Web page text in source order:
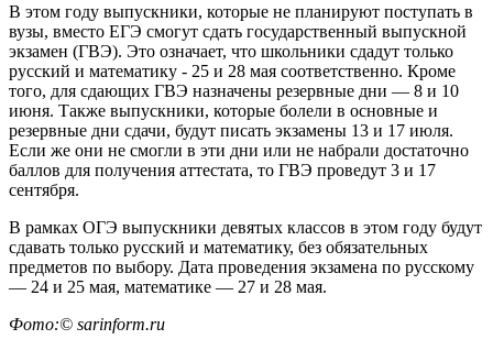
В этом году выпускники, которые не планируют поступать в
вузы, вместо ЕГЭ смогут сдать государственный выпускной
экзамен (ГВЭ). Это означает, что школьники сдадут только
русский и математику - 25 и 28 мая соответственно. Кроме
того, для сдающих ГВЭ назначены резервные дни — 8 и 10
июня. Также выпускники, которые болели в основные и
резервные дни сдачи, будут писать экзамены 13 и 17 июля.
Если же они не смогли в эти дни или не набрали достаточно
баллов для получения аттестата, то ГВЭ проведут 3 и 17
сентября.
В рамках ОГЭ выпускники девятых классов в этом году будут
сдавать только русский и математику, без обязательных
предметов по выбору. Дата проведения экзамена по русскому
— 24 и 25 мая, математике — 27 и 28 мая.
Фото:© sarinform.ru